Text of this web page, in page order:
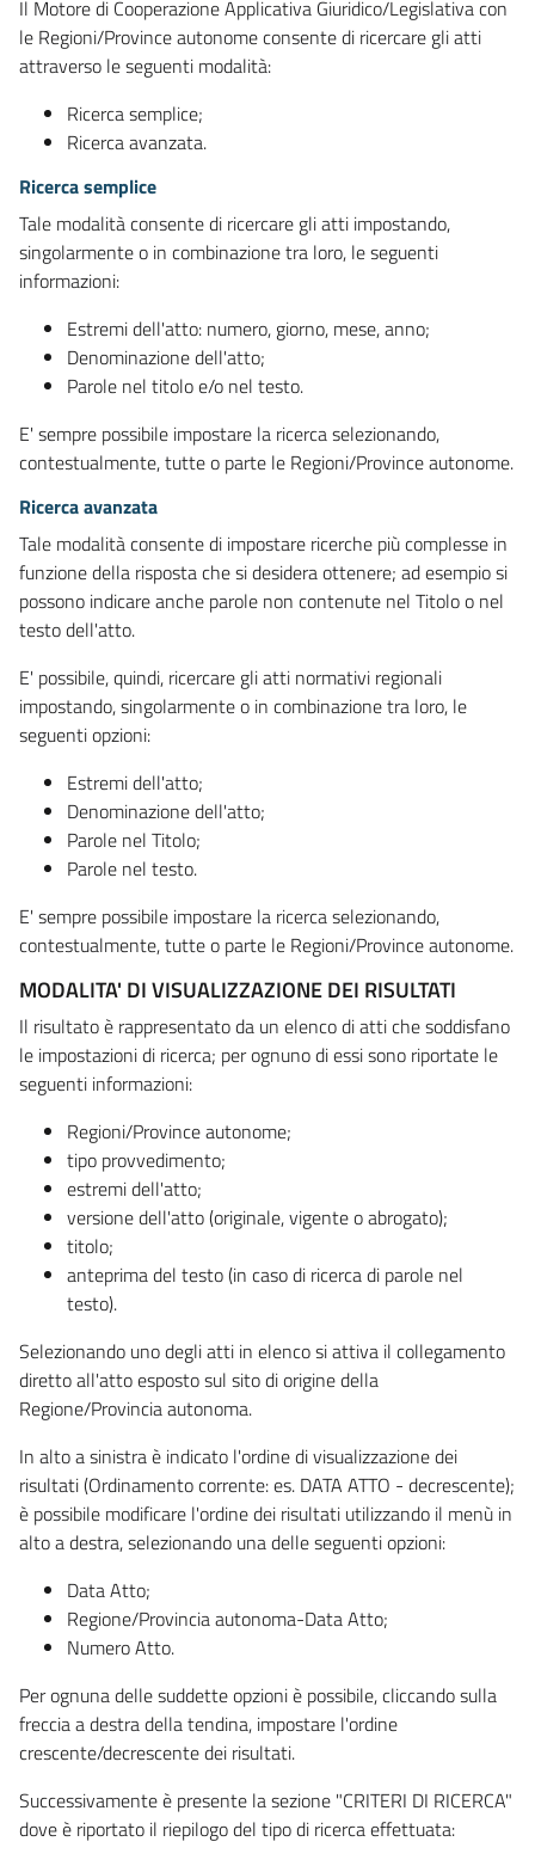
Il Motore di Cooperazione Applicativa Giuridico/Legislativa con
le Regioni/Province autonome consente di ricercare gli atti
attraverso le seguenti modalità:
Ricerca semplice;
Ricerca avanzata.
Ricerca semplice
Tale modalità consente di ricercare gli atti impostando,
singolarmente o in combinazione tra loro, le seguenti
informazioni:
Estremi dell'atto: numero, giorno, mese, anno;
Denominazione dell'atto;
Parole nel titolo e/o nel testo.
E' sempre possibile impostare la ricerca selezionando,
contestualmente, tutte o parte le Regioni/Province autonome.
Ricerca avanzata
Tale modalità consente di impostare ricerche più complesse in
funzione della risposta che si desidera ottenere; ad esempio si
possono indicare anche parole non contenute nel Titolo o nel
testo dell'atto.
E' possibile, quindi, ricercare gli atti normativi regionali
impostando, singolarmente o in combinazione tra loro, le
seguenti opzioni:
Estremi dell'atto;
Denominazione dell'atto;
Parole nel Titolo;
Parole nel testo.
E' sempre possibile impostare la ricerca selezionando,
contestualmente, tutte o parte le Regioni/Province autonome.
MODALITA' DI VISUALIZZAZIONE DEI RISULTATI
Il risultato è rappresentato da un elenco di atti che soddisfano
le impostazioni di ricerca; per ognuno di essi sono riportate le
seguenti informazioni:
Regioni/Province autonome;
tipo provvedimento;
estremi dell'atto;
versione dell'atto (originale, vigente o abrogato);
titolo;
anteprima del testo (in caso di ricerca di parole nel
testo).
Selezionando uno degli atti in elenco si attiva il collegamento
diretto all'atto esposto sul sito di origine della
Regione/Provincia autonoma.
In alto a sinistra è indicato l'ordine di visualizzazione dei
risultati (Ordinamento corrente: es. DATA ATTO - decrescente);
è possibile modificare l'ordine dei risultati utilizzando il menù in
alto a destra, selezionando una delle seguenti opzioni:
Data Atto;
Regione/Provincia autonoma-Data Atto;
Numero Atto.
Per ognuna delle suddette opzioni è possibile, cliccando sulla
freccia a destra della tendina, impostare l'ordine
crescente/decrescente dei risultati.
Successivamente è presente la sezione "CRITERI DI RICERCA"
dove è riportato il riepilogo del tipo di ricerca effettuata: